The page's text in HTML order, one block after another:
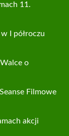
11.
I półroczu
o
Filmowe
akcji